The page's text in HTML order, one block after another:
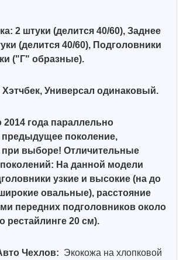
2 штуки (делится 40/60), Заднее
(делится 40/60), Подголовники
("Г" образные).
Универсал одинаковый.
года параллельно
поколение,
при выборе! Отличительные
На данной модели
узкие и высокие (на до
овальные), расстояние
передних подголовников около
рестайлинге 20 см).
Чехлов: Экокожа на хлопковой